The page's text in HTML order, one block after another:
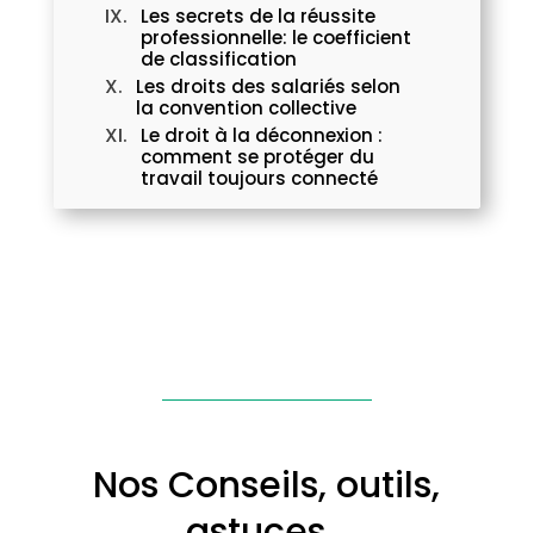
Les secrets de la réussite
professionnelle: le coefficient
de classification
Les droits des salariés selon
la convention collective
Le droit à la déconnexion :
comment se protéger du
travail toujours connecté
Nos Conseils, outils,